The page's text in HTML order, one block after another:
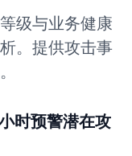
级与业务健康
。提供攻击事
时预警潜在攻